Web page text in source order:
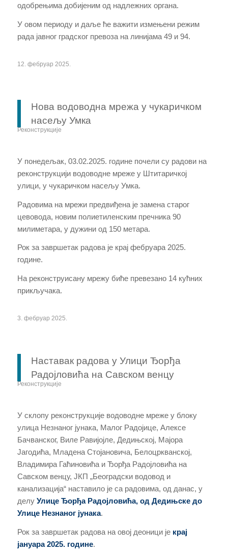
одобрењима добијеним од надлежних органа.
У овом периоду и даље ће важити измењени режим
рада јавног градског превоза на линијама 49 и 94.
12. фебруар 2025.
Нова водоводна мрежа у чукаричком
насељу Умка
Реконструкције
У понедељак, 03.02.2025. године почели су радови на
реконструкцији водоводне мреже у Штитаричкој
улици, у чукаричком насељу Умка.
Радовима на мрежи предвиђена је замена старог
цевовода, новим полиетиленским пречника 90
милиметара, у дужини од 150 метара.
Рок за завршетак радова је крај фебруара 2025.
године.
На реконструисану мрежу биће превезано 14 кућних
прикључака.
3. фебруар 2025.
Наставак радова у Улици Ђорђа
Радојловића на Савском венцу
Реконструкције
У склопу реконструкције водоводне мреже у блоку
улица Незнаног јунака, Малог Радојице, Алексе
Бачванског, Виле Равијојле, Дедињској, Мајора
Јагодића, Младена Стојановича, Белоцркванској,
Владимира Гаћиновића и Ђорђа Радојловића на
Савском венцу, ЈКП „Београдски водовод и
канализација“ наставило је са радовима, од данас, у
делу Улице Ђорђа Радојловића, од Дедињске до
Улице Незнаног јунака.
Рок за завршетак радова на овој деоници је крај
јануара 2025. године.